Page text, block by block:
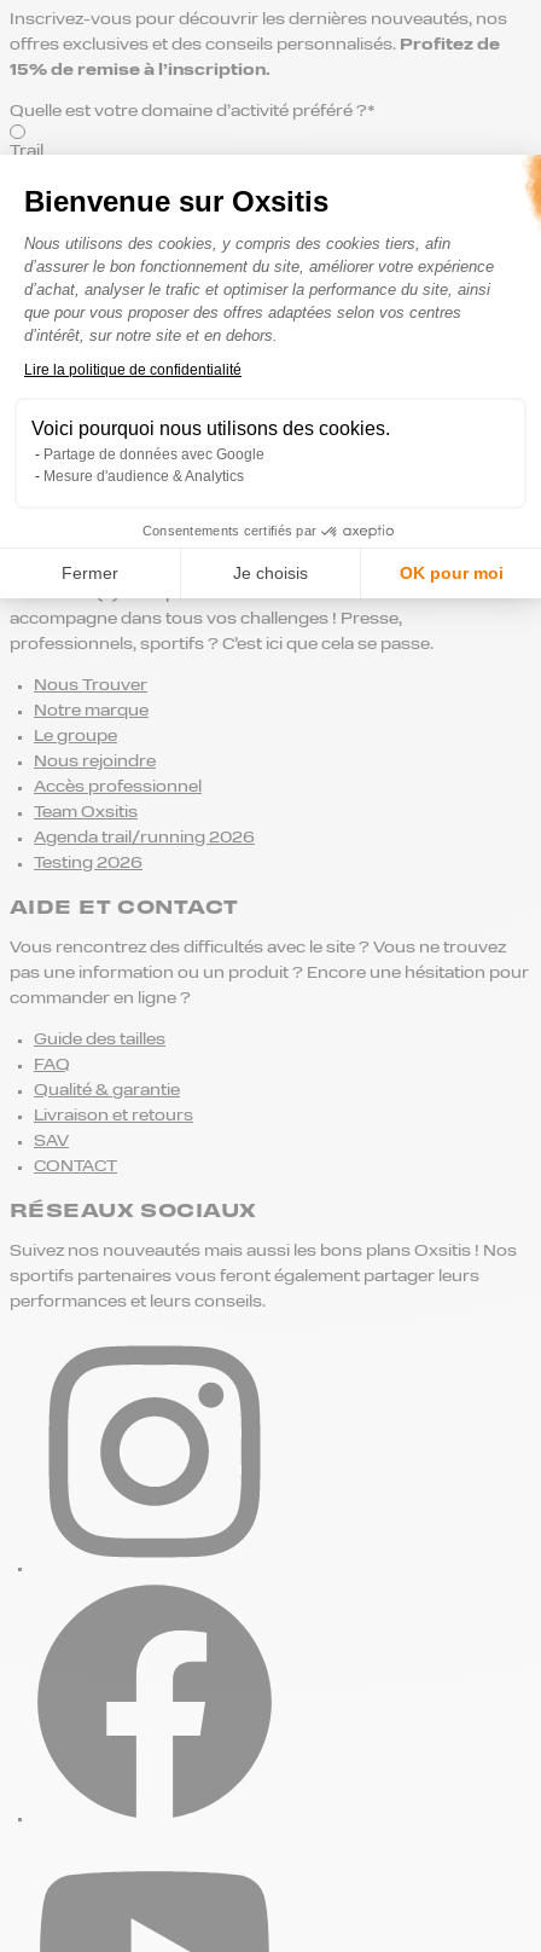
Bienvenue sur Oxsitis
Plateforme de Gestion du
Nous utilisons des cookies, y compris des cookies tiers, afin
d’assurer le bon fonctionnement du site, améliorer votre expérience
d’achat, analyser le trafic et optimiser la performance du site, ainsi
que pour vous proposer des offres adaptées selon vos centres
d’intérêt, sur notre site et en dehors.
Lire la politique de confidentialité
Voici pourquoi nous utilisons des cookies.
Partage de données avec Google
Mesure d'audience & Analytics
Consentements certifiés par
Fermer Je choisis OK pour moi
Axeptio consent
Inscrivez-vous pour découvrir les dernières nouveautés, nos
offres exclusives et des conseils personnalisés. Profitez de
15% de remise à l’inscription.
Quelle est votre domaine d’activité préféré ?*
Trail
Route
Trail & Route
Je déclare avoir pris connaissance de la
l’accepter sans réserve.*
accompagne dans tous vos challenges ! Presse,
professionnels, sportifs ? C’est ici que cela se passe.
Nous Trouver
Notre marque
Le groupe
Nous rejoindre
Accès professionnel
Team Oxsitis
Agenda trail/running 2026
Testing 2026
AIDE ET CONTACT
Vous rencontrez des difficultés avec le site ? Vous ne trouvez
pas une information ou un produit ? Encore une hésitation pour
commander en ligne ?
Guide des tailles
FAQ
Qualité & garantie
Livraison et retours
SAV
CONTACT
RÉSEAUX SOCIAUX
Suivez nos nouveautés mais aussi les bons plans Oxsitis ! Nos
sportifs partenaires vous feront également partager leurs
performances et leurs conseils.